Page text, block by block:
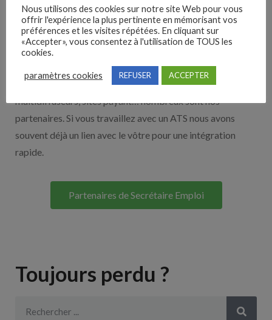
vous aider à recruter en cliquant sur le bouton ci-dessous.
Découvrez nos partenaires ! Moteurs de recherches,
multidiffuseurs, sites payant… nombreux sont nos
partenaires. Si vous travaillez avec un ATS nous avons
souvent déjà un lien avec le vôtre pour une intégration
rapide.
Partenaires de Secrétaire Emploi
Toujours perdu ?
Nous utilisons des cookies sur notre site Web pour vous
offrir l'expérience la plus pertinente en mémorisant vos
préférences et les visites répétées. En cliquant sur
«Accepter», vous consentez à l'utilisation de TOUS les
cookies.
paramètres cookies REFUSER ACCEPTER